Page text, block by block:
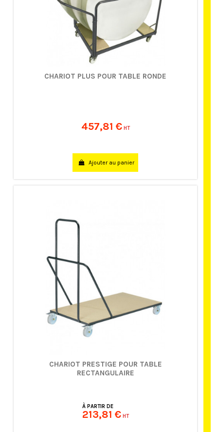
CHARIOT PLUS POUR TABLE RONDE
457,81 € HT
Ajouter au panier
CHARIOT PRESTIGE POUR TABLE
RECTANGULAIRE
À PARTIR DE
213,81 € HT